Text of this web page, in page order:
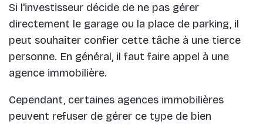
Si l'investisseur décide de ne pas gérer
directement le garage ou la place de parking, il
peut souhaiter confier cette tâche à une tierce
personne. En général, il faut faire appel à une
agence immobilière.
Cependant, certaines agences immobilières
peuvent refuser de gérer ce type de bien